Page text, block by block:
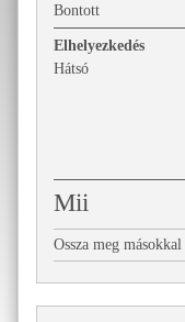
Bontott
Elhelyezkedés
Hátsó
Mii
Ossza meg másokkal